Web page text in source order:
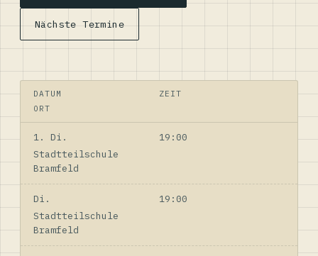
Nächste Termine
DATUM
ZEIT
ORT
1. Di.
19:00
Stadtteilschule
Bramfeld
Di.
19:00
Stadtteilschule
Bramfeld